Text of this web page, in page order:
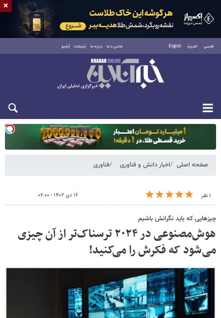
فارسی العربية English تماس با ما درباره ما تبلیغات آرشیو
یکشنبه ۱۸ مرداد ۱۴۰۵
صفحه اصلی اخبار دانش و فناوری فناوری
۱ نفر ۱۶ دی ۱۴۰۲ - ۰۶:۰۰
چیزهایی که باید نگرانش باشیم
هوش‌مصنوعی در ۲۰۲۴ ترسناک‌تر از آن چیزی
می‌شود که فکرش را می‌کنید!
×